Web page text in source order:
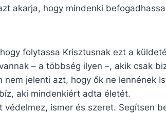
akarja, hogy mindenki
folytassa Krisztusnak ezt a
– a többség ilyen –, akik csak
nem jelenti azt, hogy ők ne lennének
aki mindenkiért adta életét.
ismer és szeret. Segítsen